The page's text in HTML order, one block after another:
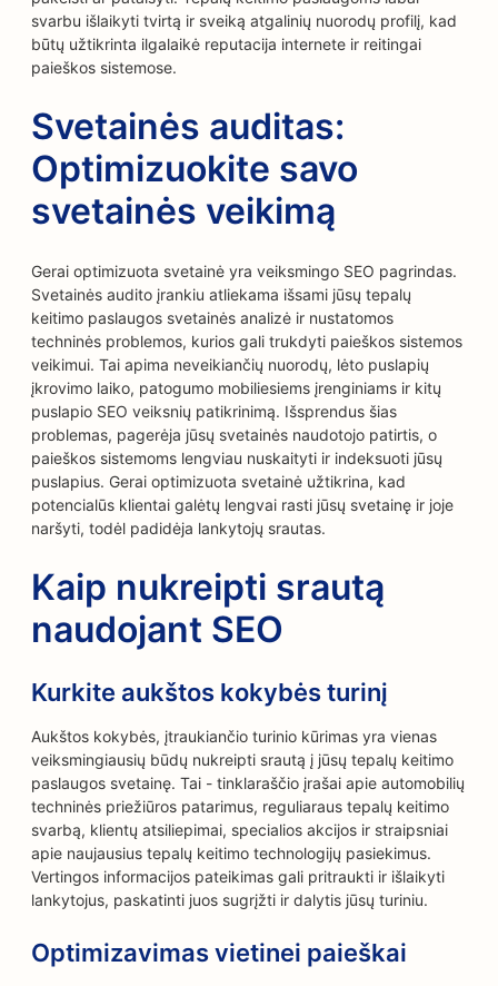
svarbu išlaikyti tvirtą ir sveiką atgalinių nuorodų profilį, kad
būtų užtikrinta ilgalaikė reputacija internete ir reitingai
paieškos sistemose.
Svetainės auditas:
Optimizuokite savo
svetainės veikimą
Gerai optimizuota svetainė yra veiksmingo SEO pagrindas.
Svetainės audito įrankiu atliekama išsami jūsų tepalų
keitimo paslaugos svetainės analizė ir nustatomos
techninės problemos, kurios gali trukdyti paieškos sistemos
veikimui. Tai apima neveikiančių nuorodų, lėto puslapių
įkrovimo laiko, patogumo mobiliesiems įrenginiams ir kitų
puslapio SEO veiksnių patikrinimą. Išsprendus šias
problemas, pagerėja jūsų svetainės naudotojo patirtis, o
paieškos sistemoms lengviau nuskaityti ir indeksuoti jūsų
puslapius. Gerai optimizuota svetainė užtikrina, kad
potencialūs klientai galėtų lengvai rasti jūsų svetainę ir joje
naršyti, todėl padidėja lankytojų srautas.
Kaip nukreipti srautą
naudojant SEO
Kurkite aukštos kokybės turinį
Aukštos kokybės, įtraukiančio turinio kūrimas yra vienas
veiksmingiausių būdų nukreipti srautą į jūsų tepalų keitimo
paslaugos svetainę. Tai - tinklaraščio įrašai apie automobilių
techninės priežiūros patarimus, reguliaraus tepalų keitimo
svarbą, klientų atsiliepimai, specialios akcijos ir straipsniai
apie naujausius tepalų keitimo technologijų pasiekimus.
Vertingos informacijos pateikimas gali pritraukti ir išlaikyti
lankytojus, paskatinti juos sugrįžti ir dalytis jūsų turiniu.
Optimizavimas vietinei paieškai